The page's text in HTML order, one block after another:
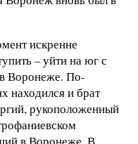
искренне
– уйти на юг с
Воронеже. По-
находился и брат
рукоположенный
в Воронеже. В